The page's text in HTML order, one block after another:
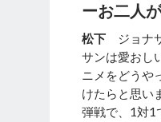
ーお二人
松下 ジョナ
サンは愛おし
ニメをどうや
けたらと思い
弾戦で、1対1